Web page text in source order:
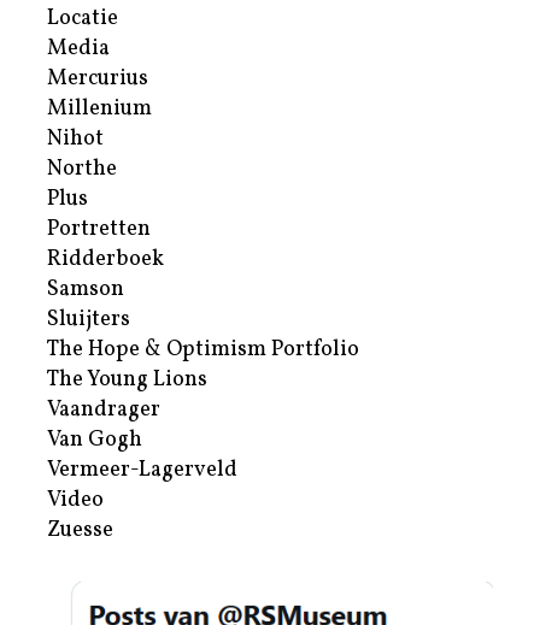
Locatie
Media
Mercurius
Millenium
Nihot
Northe
Plus
Portretten
Ridderboek
Samson
Sluijters
The Hope & Optimism Portfolio
The Young Lions
Vaandrager
Van Gogh
Vermeer-Lagerveld
Video
Zuesse